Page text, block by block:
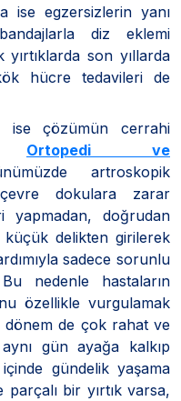
ise egzersizlerin yanı
diz eklemi
son yıllarda
hücre tedavileri de
ise çözümün cerrahi
Ortopedi ve
artroskopik
dokulara zarar
yapmadan, doğrudan
delikten girilerek
sadece sorunlu
nedenle hastaların
özellikle vurgulamak
dönem de çok rahat ve
gün ayağa kalkıp
gündelik yaşama
bir yırtık varsa,